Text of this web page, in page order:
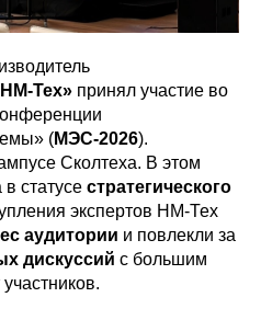
Тех» принял участие во
(МЭС-2026).
Сколтеха. В этом
статусе стратегического
экспертов НМ-Тех
аудитории и повлекли за
дискуссий с большим